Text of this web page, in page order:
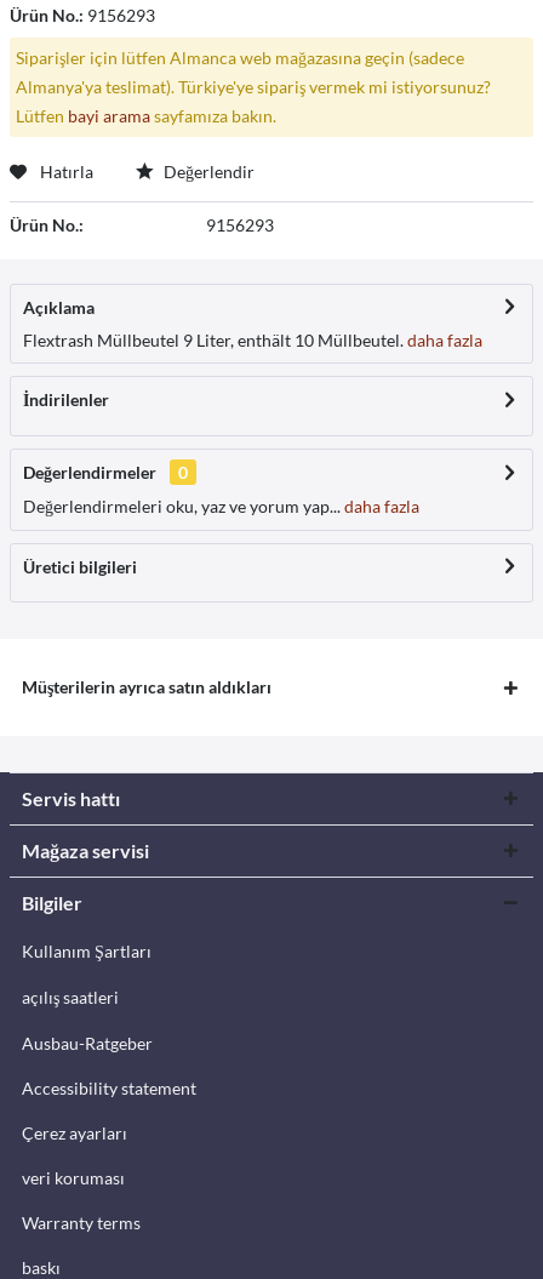
Ürün No.: 9156293
Siparişler için lütfen Almanca web mağazasına geçin (sadece
Almanya'ya teslimat). Türkiye'ye sipariş vermek mi istiyorsunuz?
Lütfen bayi aramasayfamıza bakın.
Hatırla Değerlendir
Ürün No.: 9156293
Açıklama
Flextrash Müllbeutel 9 Liter, enthält 10 Müllbeutel.daha fazla
İndirilenler
Değerlendirmeler
0
Değerlendirmeleri oku, yaz ve yorum yap...daha fazla
Üretici bilgileri
Müşterilerin ayrıca satın aldıkları
Servis hattı
Mağaza servisi
Bilgiler
Kullanım Şartları
açılış saatleri
Ausbau-Ratgeber
Accessibility statement
Çerez ayarları
veri koruması
Warranty terms
baskı